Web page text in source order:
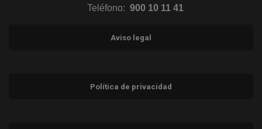
Teléfono: 900 10 11 41
Aviso legal
Política de privacidad